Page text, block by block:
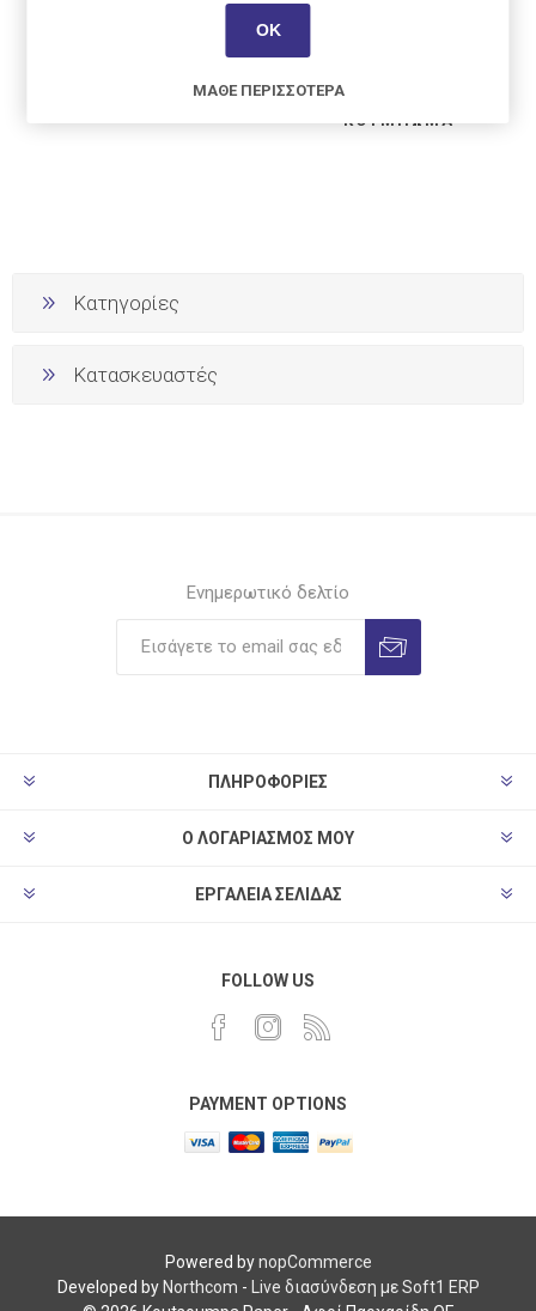
ΚΟΎΜΠΩΜΑ
Κατηγορίες
Κατασκευαστές
Ενημερωτικό δελτίο
ΠΛΗΡΟΦΟΡΊΕΣ
Ο ΛΟΓΑΡΙΑΣΜΌΣ ΜΟΥ
ΕΡΓΑΛΕΊΑ ΣΕΛΊΔΑΣ
FOLLOW US
PAYMENT OPTIONS
Powered bynopCommerce
Developed by Northcom - Live διασύνδεση με Soft1 ERP
ΟΚ
ΜΆΘΕ ΠΕΡΙΣΣΌΤΕΡΑ